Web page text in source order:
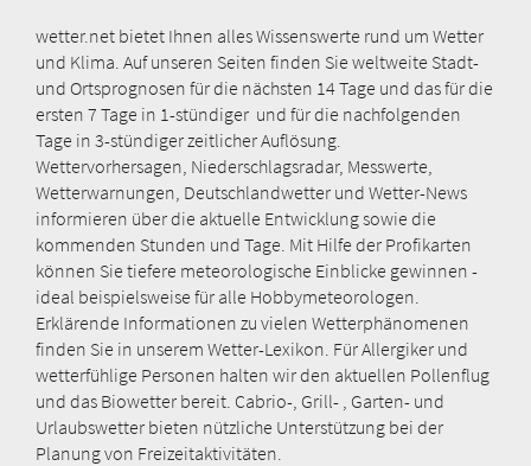
wetter.net bietet Ihnen alles Wissenswerte rund um Wetter
und Klima. Auf unseren Seiten finden Sie weltweite Stadt-
und Ortsprognosen für die nächsten 14 Tage und das für die
ersten 7 Tage in 1-stündiger und für die nachfolgenden
Tage in 3-stündiger zeitlicher Auflösung.
Wettervorhersagen, Niederschlagsradar, Messwerte,
Wetterwarnungen, Deutschlandwetter und Wetter-News
informieren über die aktuelle Entwicklung sowie die
kommenden Stunden und Tage. Mit Hilfe der Profikarten
können Sie tiefere meteorologische Einblicke gewinnen -
ideal beispielsweise für alle Hobbymeteorologen.
Erklärende Informationen zu vielen Wetterphänomenen
finden Sie in unserem Wetter-Lexikon. Für Allergiker und
wetterfühlige Personen halten wir den aktuellen Pollenflug
und das Biowetter bereit. Cabrio-, Grill- , Garten- und
Urlaubswetter bieten nützliche Unterstützung bei der
Planung von Freizeitaktivitäten.